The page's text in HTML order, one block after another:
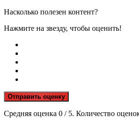
Насколько полезен контент?
Нажмите на звезду, чтобы оценить!
Отправить оценку
Средняя оценка 0 / 5. Количество